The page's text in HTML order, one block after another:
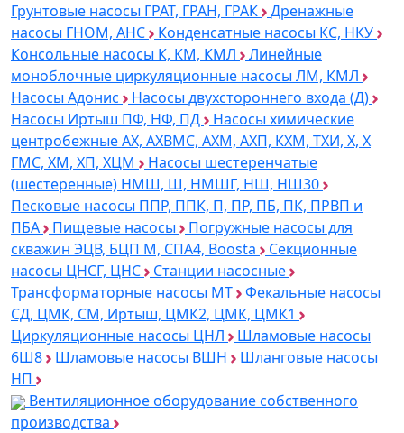
Грунтовые насосы ГРАТ, ГРАН, ГРАК
Дренажные
насосы ГНОМ, АНС
Конденсатные насосы КС, НКУ
Консольные насосы К, КМ, КМЛ
Линейные
моноблочные циркуляционные насосы ЛМ, КМЛ
Насосы Адонис
Насосы двухстороннего входа (Д)
Насосы Иртыш ПФ, НФ, ПД
Насосы химические
центробежные АХ, АХВМС, АХМ, АХП, КХМ, ТХИ, Х, Х
ГМС, ХМ, ХП, ХЦМ
Насосы шестеренчатые
(шестеренные) НМШ, Ш, НМШГ, НШ, НШ30
Песковые насосы ППР, ППК, П, ПР, ПБ, ПК, ПРВП и
ПБА
Пищевые насосы
Погружные насосы для
скважин ЭЦВ, БЦП М, СПА4, Boosta
Секционные
насосы ЦНСГ, ЦНС
Станции насосные
Трансформаторные насосы МТ
Фекальные насосы
СД, ЦМК, СМ, Иртыш, ЦМК2, ЦМК, ЦМК1
Циркуляционные насосы ЦНЛ
Шламовые насосы
6Ш8
Шламовые насосы ВШН
Шланговые насосы
НП
Вентиляционное оборудование собственного
производства